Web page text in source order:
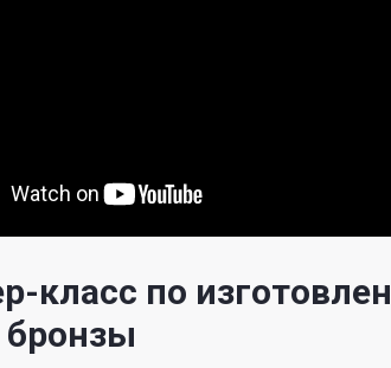
класс по
бронзы